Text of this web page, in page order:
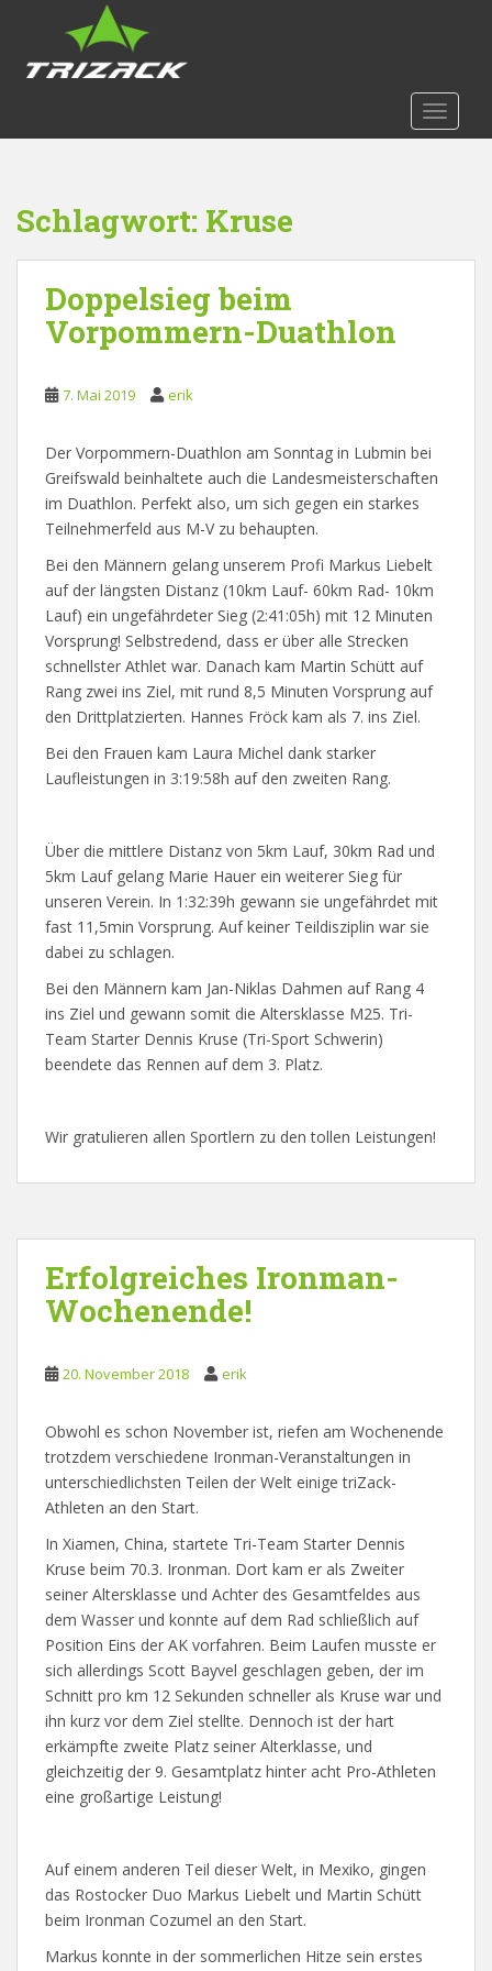
o
Schlagwort: Kruse
Doppelsieg beim
Vorpommern-Duathlon
7. Mai 2019 erik
Der Vorpommern-Duathlon am Sonntag in Lubmin bei
Greifswald beinhaltete auch die Landesmeisterschaften
im Duathlon. Perfekt also, um sich gegen ein starkes
Teilnehmerfeld aus M-V zu behaupten.
Bei den Männern gelang unserem Profi Markus Liebelt
auf der längsten Distanz (10km Lauf- 60km Rad- 10km
Lauf) ein ungefährdeter Sieg (2:41:05h) mit 12 Minuten
Vorsprung! Selbstredend, dass er über alle Strecken
schnellster Athlet war. Danach kam Martin Schütt auf
Rang zwei ins Ziel, mit rund 8,5 Minuten Vorsprung auf
den Drittplatzierten. Hannes Fröck kam als 7. ins Ziel.
Bei den Frauen kam Laura Michel dank starker
Laufleistungen in 3:19:58h auf den zweiten Rang.
Über die mittlere Distanz von 5km Lauf, 30km Rad und
5km Lauf gelang Marie Hauer ein weiterer Sieg für
unseren Verein. In 1:32:39h gewann sie ungefährdet mit
fast 11,5min Vorsprung. Auf keiner Teildisziplin war sie
dabei zu schlagen.
Bei den Männern kam Jan-Niklas Dahmen auf Rang 4
ins Ziel und gewann somit die Altersklasse M25. Tri-
Team Starter Dennis Kruse (Tri-Sport Schwerin)
beendete das Rennen auf dem 3. Platz.
Wir gratulieren allen Sportlern zu den tollen Leistungen!
Erfolgreiches Ironman-
Wochenende!
20. November 2018 erik
Obwohl es schon November ist, riefen am Wochenende
trotzdem verschiedene Ironman-Veranstaltungen in
unterschiedlichsten Teilen der Welt einige triZack-
Athleten an den Start.
In Xiamen, China, startete Tri-Team Starter Dennis
Kruse beim 70.3. Ironman. Dort kam er als Zweiter
seiner Altersklasse und Achter des Gesamtfeldes aus
dem Wasser und konnte auf dem Rad schließlich auf
Position Eins der AK vorfahren. Beim Laufen musste er
sich allerdings Scott Bayvel geschlagen geben, der im
Schnitt pro km 12 Sekunden schneller als Kruse war und
ihn kurz vor dem Ziel stellte. Dennoch ist der hart
erkämpfte zweite Platz seiner Alterklasse, und
gleichzeitig der 9. Gesamtplatz hinter acht Pro-Athleten
eine großartige Leistung!
Auf einem anderen Teil dieser Welt, in Mexiko, gingen
das Rostocker Duo Markus Liebelt und Martin Schütt
beim Ironman Cozumel an den Start.
Markus konnte in der sommerlichen Hitze sein erstes